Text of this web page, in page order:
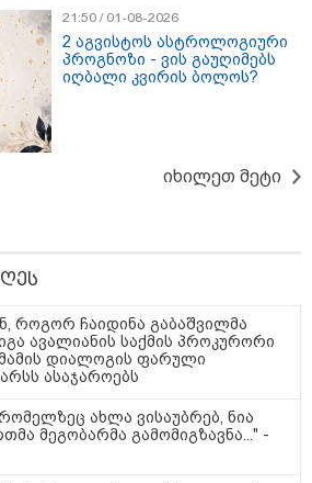
თბილისი - ბუდაპეშტი 1184.80
ლარიდან
თბილისი - რომი 1316.70 ლარიდან
21:50 / 01-08-2026
2 აგვისტოს ასტროლოგიური
პროგნოზი - ვის გაუღიმებს
იღბალი კვირის ბოლოს?
იხილეთ მეტი
როგორ ჩაიდინა გაბაშვილმა
ავალიანის საქმის პროკურორი
მამის დიალოგის ფარული
ასაჯაროებს
ახლა ვისაუბრებ, ნია
მეგობარმა გამომიგზავნა..." -